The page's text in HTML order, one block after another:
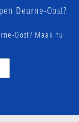
Deurne-Oost?
Oost? Maak nu